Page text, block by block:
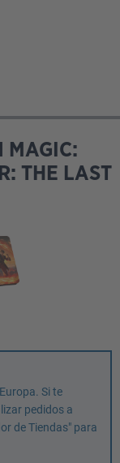
MAGIC:
THE LAST
Si te
pedidos a
de Tiendas" para